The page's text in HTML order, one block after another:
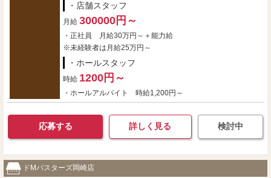
・店舗スタッフ
月給 300000円～
・正社員 月給30万円～＋能力給
※未経験者は月給25万円～
・ホールスタッフ
時給 1200円～
・ホールアルバイト 時給1,200円～
応募する 詳しく見る 検討中
ドМバスターズ岡崎店